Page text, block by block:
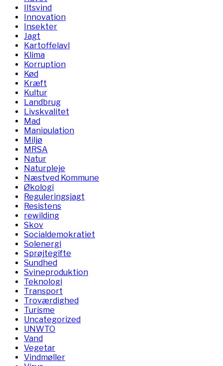
Iltsvind
Innovation
Insekter
Jagt
Kartoffelavl
Klima
Korruption
Kød
Kræft
Kultur
Landbrug
Livskvalitet
Mad
Manipulation
Miljø
MRSA
Natur
Naturpleje
Næstved Kommune
Økologi
Reguleringsjagt
Resistens
rewilding
Skov
Socialdemokratiet
Solenergi
Sprøjtegifte
Sundhed
Svineproduktion
Teknologi
Transport
Troværdighed
Turisme
Uncategorized
UNWTO
Vand
Vegetar
Vindmøller